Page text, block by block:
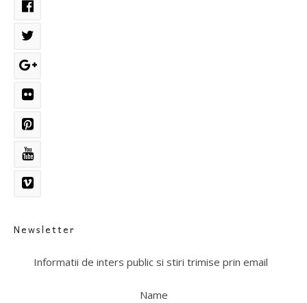
Newsletter
Informatii de inters public si stiri trimise prin email
Name